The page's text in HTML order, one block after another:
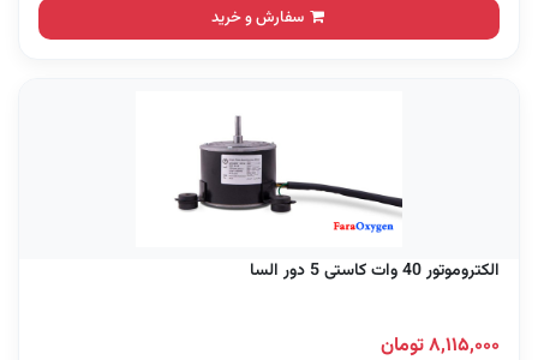
سفارش و خرید
الکتروموتور 40 وات کاستی 5 دور السا
۸,۱۱۵,۰۰۰ تومان